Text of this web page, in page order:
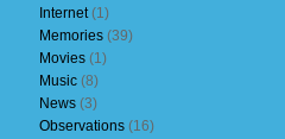
Internet(1)
Memories (39)
Movies (1)
Music (8)
News (3)
Observations (16)